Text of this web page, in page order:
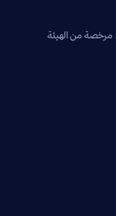
مرخصة من الهيئة